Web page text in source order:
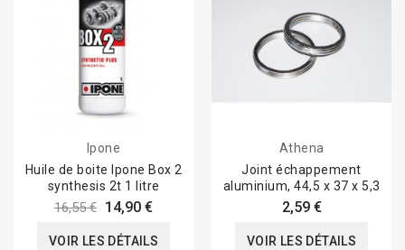
Ipone
Huile de boite Ipone Box 2
synthesis 2t 1 litre
16,55 € 14,90 €
VOIR LES DÉTAILS
Athena
Joint échappement
aluminium, 44,5 x 37 x 5,3
2,59 €
VOIR LES DÉTAILS